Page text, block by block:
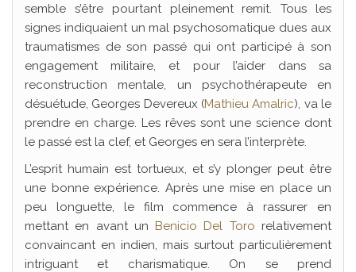
semble s’être pourtant pleinement remit. Tous les
signes indiquaient un mal psychosomatique dues aux
traumatismes de son passé qui ont participé à son
engagement militaire, et pour l’aider dans sa
reconstruction mentale, un psychothérapeute en
désuétude, Georges Devereux (Mathieu Amalric), va le
prendre en charge. Les rêves sont une science dont
le passé est la clef, et Georges en sera l’interprète.
L’esprit humain est tortueux, et s’y plonger peut être
une bonne expérience. Après une mise en place un
peu longuette, le film commence à rassurer en
mettant en avant un Benicio Del Toro relativement
convaincant en indien, mais surtout particulièrement
intriguant et charismatique. On se prend